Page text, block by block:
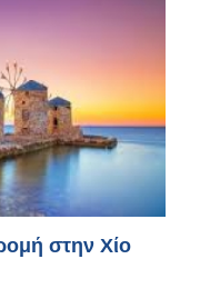
στην Χίο